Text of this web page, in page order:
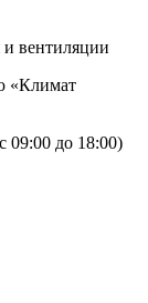
вентиляции
«Климат
09:00 до 18:00)